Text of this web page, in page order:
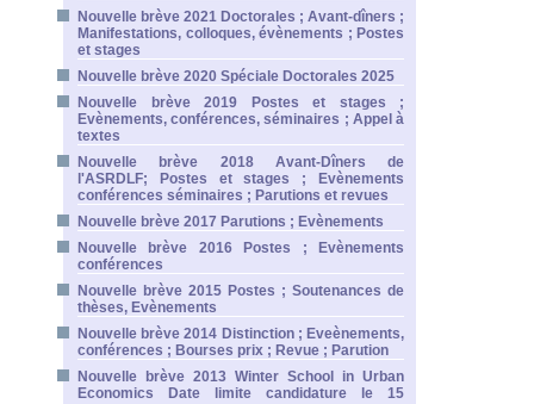
Nouvelle brève 2021 Doctorales ; Avant-dîners ;
Manifestations, colloques, évènements ; Postes
et stages
Nouvelle brève 2020 Spéciale Doctorales 2025
Nouvelle brève 2019 Postes et stages ;
Evènements, conférences, séminaires ; Appel à
textes
Nouvelle brève 2018 Avant-Dîners de
l'ASRDLF; Postes et stages ; Evènements
conférences séminaires ; Parutions et revues
Nouvelle brève 2017 Parutions ; Evènements
Nouvelle brève 2016 Postes ; Evènements
conférences
Nouvelle brève 2015 Postes ; Soutenances de
thèses, Evènements
Nouvelle brève 2014 Distinction ; Eveènements,
conférences ; Bourses prix ; Revue ; Parution
Nouvelle brève 2013 Winter School in Urban
Economics Date limite candidature le 15